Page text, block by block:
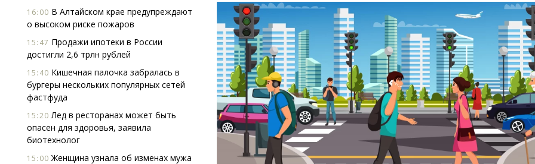
16:00 В Алтайском крае предупреждают
о высоком риске пожаров
15:47 Продажи ипотеки в России
достигли 2,6 трлн рублей
15:40 Кишечная палочка забралась в
бургеры нескольких популярных сетей
фастфуда
15:20 Лед в ресторанах может быть
опасен для здоровья, заявила
биотехнолог
15:00 Женщина узнала об изменах мужа